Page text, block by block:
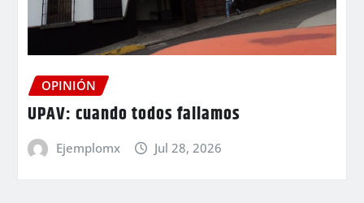
OPINIÓN
UPAV: cuando todos fallamos
Ejemplomx Jul 28, 2026